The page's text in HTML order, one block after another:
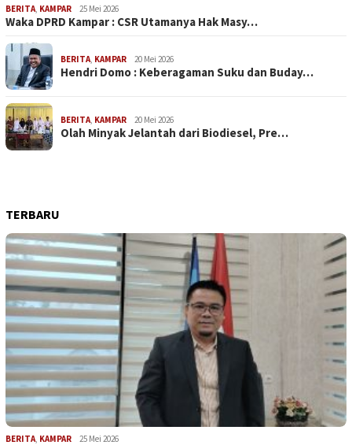
BERITA, KAMPAR 25 Mei 2026
Waka DPRD Kampar : CSR Utamanya Hak Masy…
BERITA, KAMPAR 20 Mei 2026
Hendri Domo : Keberagaman Suku dan Buday…
BERITA, KAMPAR 20 Mei 2026
Olah Minyak Jelantah dari Biodiesel, Pre…
TERBARU
BERITA, KAMPAR 25 Mei 2026